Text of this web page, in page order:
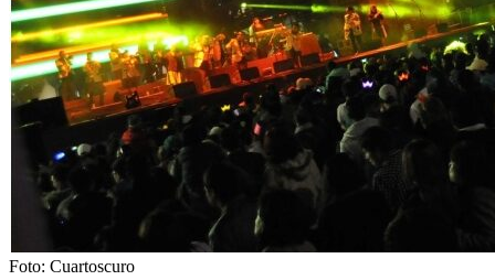
Foto: Cuartoscuro